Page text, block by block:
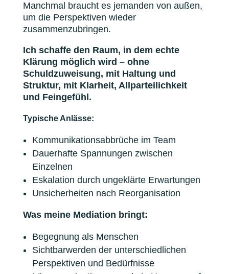
Manchmal braucht es jemanden von außen,
um die Perspektiven wieder
zusammenzubringen.
Ich schaffe den Raum, in dem echte
Klärung möglich wird – ohne
Schuldzuweisung, mit Haltung und
Struktur, mit Klarheit, Allparteilichkeit
und Feingefühl.
Typische Anlässe:
Kommunikationsabbrüche im Team
Dauerhafte Spannungen zwischen
Einzelnen
Eskalation durch ungeklärte Erwartungen
Unsicherheiten nach Reorganisation
Was meine Mediation bringt:
Begegnung als Menschen
Sichtbarwerden der unterschiedlichen
Perspektiven und Bedürfnisse